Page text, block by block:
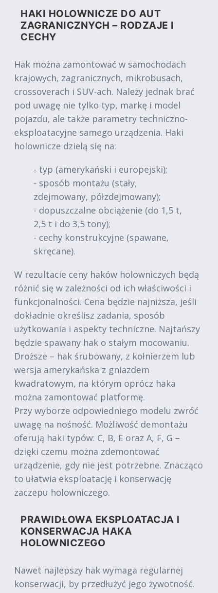
HAKI HOLOWNICZE DO AUT
ZAGRANICZNYCH – RODZAJE I
CECHY
Hak można zamontować w samochodach
krajowych, zagranicznych, mikrobusach,
crossoverach i SUV-ach. Należy jednak brać
pod uwagę nie tylko typ, markę i model
pojazdu, ale także parametry techniczno-
eksploatacyjne samego urządzenia. Haki
holownicze dzielą się na:
- typ (amerykański i europejski);
- sposób montażu (stały,
zdejmowany, półzdejmowany);
- dopuszczalne obciążenie (do 1,5 t,
2,5 t i do 3,5 tony);
- cechy konstrukcyjne (spawane,
skręcane).
W rezultacie ceny haków holowniczych będą
różnić się w zależności od ich właściwości i
funkcjonalności. Cena będzie najniższa, jeśli
dokładnie określisz zadania, sposób
użytkowania i aspekty techniczne. Najtańszy
będzie spawany hak o stałym mocowaniu.
Droższe – hak śrubowany, z kołnierzem lub
wersja amerykańska z gniazdem
kwadratowym, na którym oprócz haka
można zamontować platformę.
Przy wyborze odpowiedniego modelu zwróć
uwagę na nośność. Możliwość demontażu
oferują haki typów: C, B, E oraz A, F, G –
dzięki czemu można zdemontować
urządzenie, gdy nie jest potrzebne. Znacząco
to ułatwia eksploatację i konserwację
zaczepu holowniczego.
PRAWIDŁOWA EKSPLOATACJA I
KONSERWACJA HAKA
HOLOWNICZEGO
Nawet najlepszy hak wymaga regularnej
konserwacji, by przedłużyć jego żywotność.